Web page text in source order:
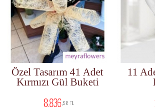
Özel Tasarım 41 Adet
Kırmızı Gül Buketi
8.836 ,98 TL
11